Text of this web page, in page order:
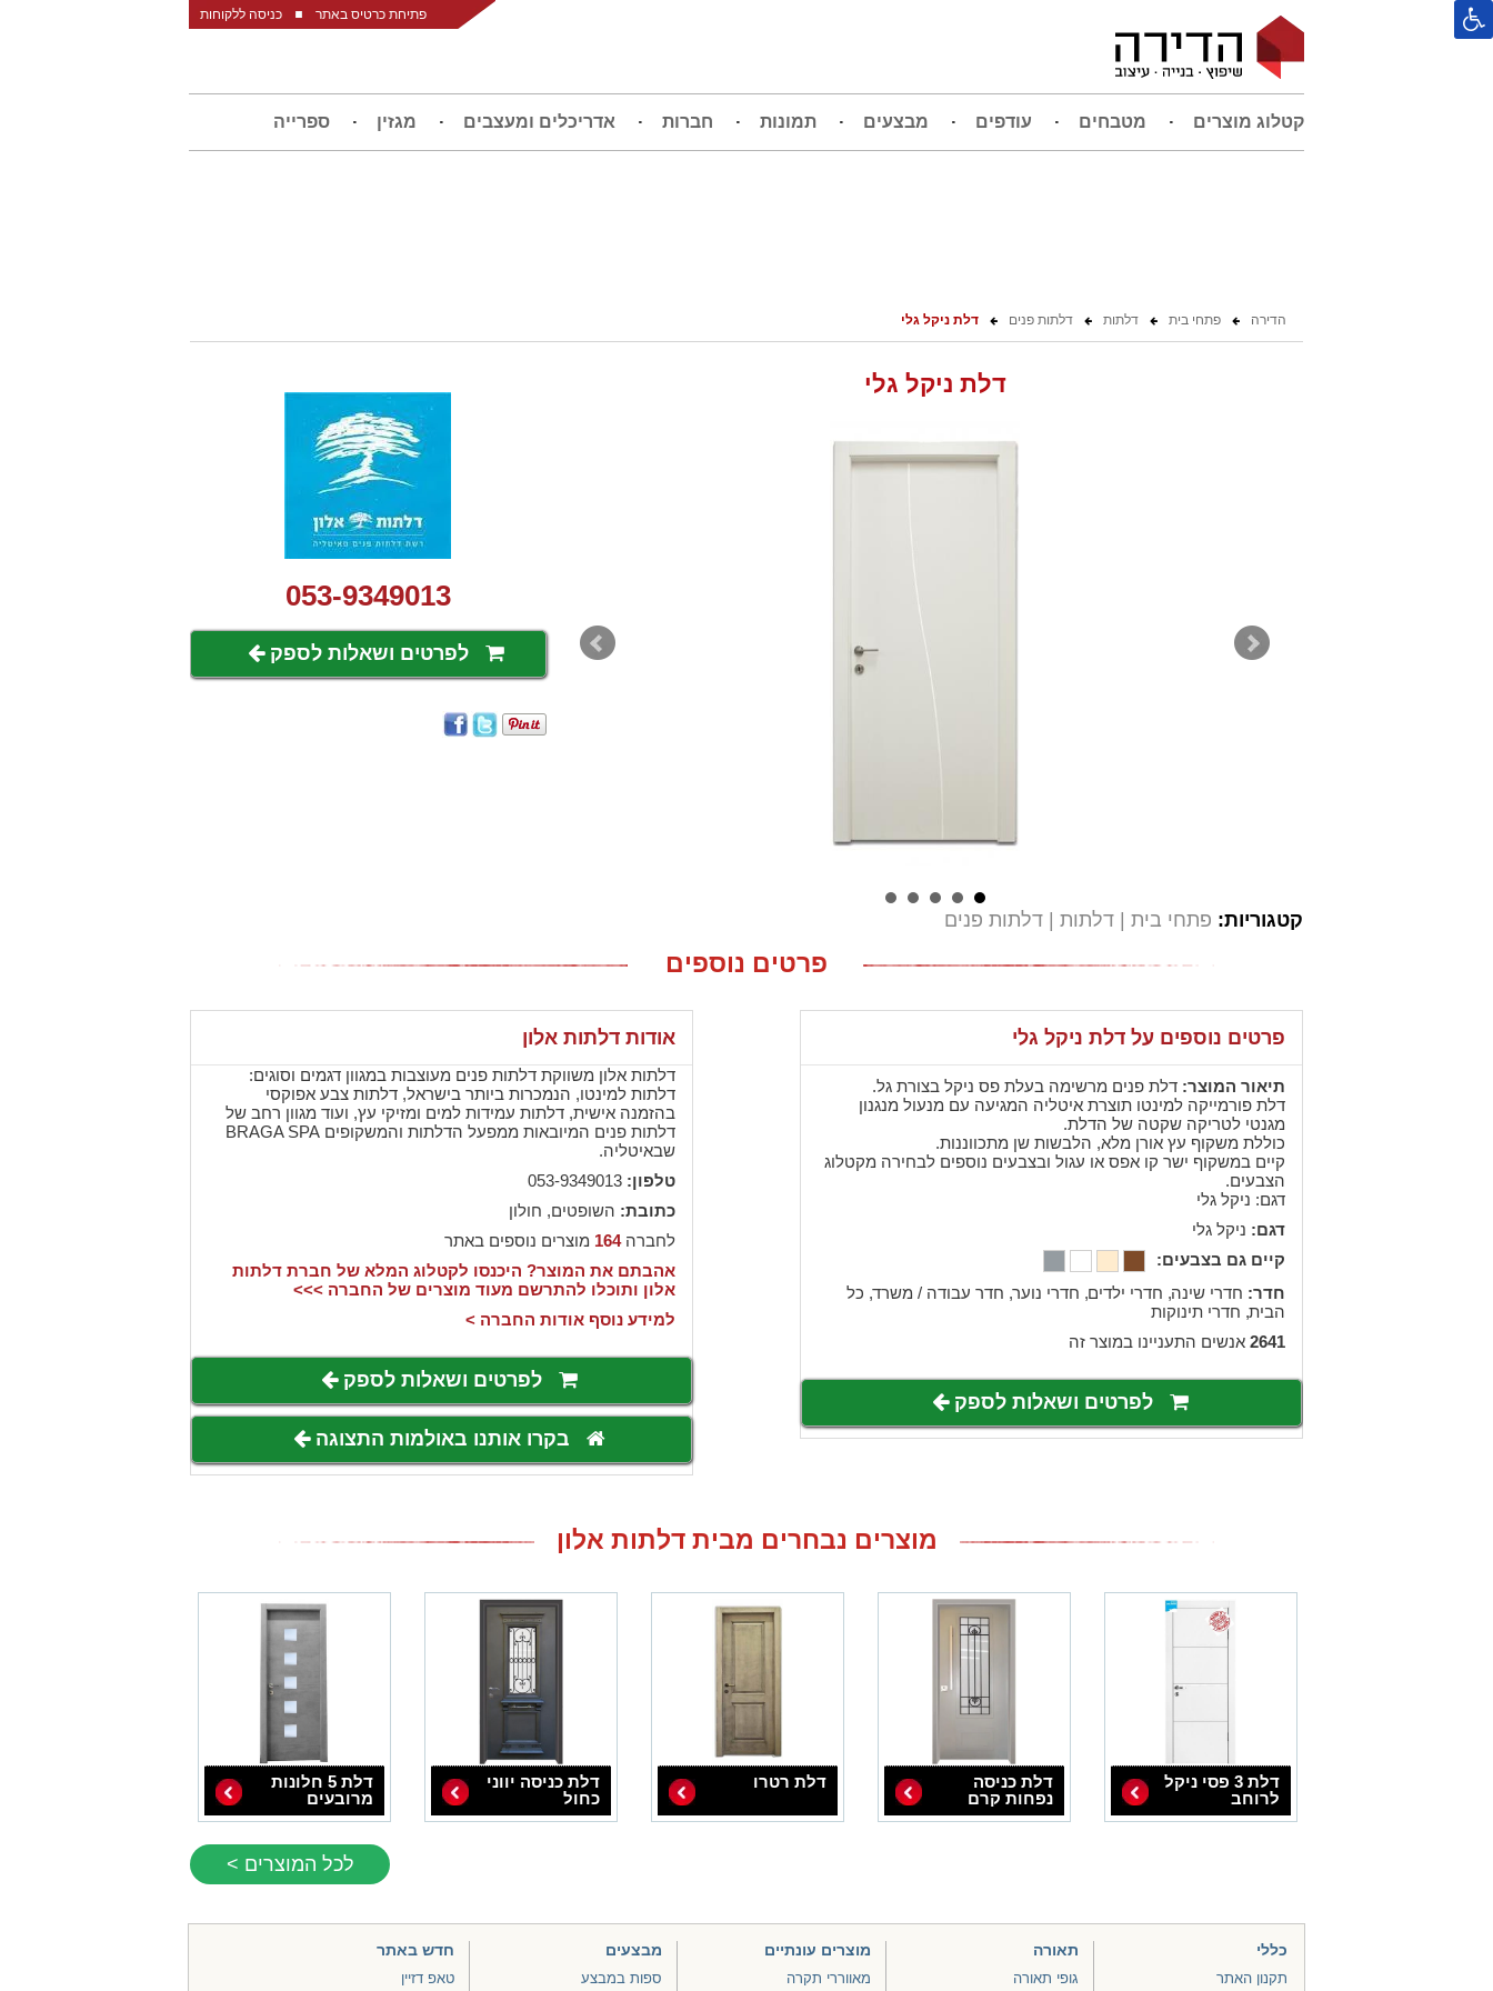
פתיחת כרטיס באתר כניסה ללקוחות
קטלוג מוצרים מטבחים עודפים מבצעים תמונות חברות אדריכלים ומעצבים מגזין ספרייה
הדירה פתחי בית דלתות דלתות פנים דלת ניקל גלי
דלת ניקל גלי
053-9349013
לפרטים ושאלות לספק
קטגוריות: פתחי בית דלתות דלתות פנים
פרטים נוספים
פרטים נוספים על דלת ניקל גלי
תיאור המוצר: דלת פנים מרשימה בעלת פס ניקל בצורת גל.
דלת פורמייקה למינטו תוצרת איטליה המגיעה עם מנעול מנגנון
מגנטי לטריקה שקטה של הדלת.
כוללת משקוף עץ אורן מלא, הלבשות שן מתכווננות.
קיים במשקוף ישר קו אפס או עגול ובצבעים נוספים לבחירה מקטלוג
הצבעים.
דגם: ניקל גלי
דגם: ניקל גלי
קיים גם בצבעים:
חדר: חדרי שינה
, חדרי ילדים
, חדרי נוער
, חדר עבודה / משרד
, כל
הבית
, חדרי תינוקות
2641 אנשים התעניינו במוצר זה
לפרטים ושאלות לספק
אודות דלתות אלון
דלתות אלון משווקת דלתות פנים מעוצבות במגוון דגמים וסוגים:
דלתות למינטו, הנמכרות ביותר בישראל, דלתות צבע אפוקסי
בהזמנה אישית, דלתות עמידות למים ומזיקי עץ, ועוד מגוון רחב של
דלתות פנים המיובאות ממפעל הדלתות והמשקופים BRAGA SPA
שבאיטליה.
טלפון:053-9349013
כתובת: השופטים, חולון
לחברה164 מוצרים נוספים באתר
אהבתם את המוצר? היכנסו לקטלוג המלא של חברת דלתות
אלון ותוכלו להתרשם מעוד מוצרים של החברה >>>
למידע נוסף אודות החברה >
לפרטים ושאלות לספק
בקרו אותנו באולמות התצוגה
מוצרים נבחרים מבית דלתות אלון
דלת 3 פסי ניקל
לרוחב
דלת כניסה
נפחות קרם
דלת רטרו
דלת כניסה יווני
כחול
דלת 5 חלונות
מרובעים
לכל המוצרים >
כללי
תקנון האתר
תאורה
גופי תאורה
מוצרים עונתיים
מאווררי תקרה
מבצעים
ספות במבצע
חדש באתר
טאפ דזיין